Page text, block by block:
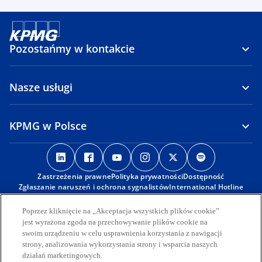
Pozostańmy w kontakcie
Nasze usługi
KPMG w Polsce
o
p
e
n
s
i
n
a
o
p
e
n
s
i
n
a
o
p
e
n
i
n
a
o
p
e
n
s
i
n
a
o
p
e
n
i
n
a
p
e
n
s
n
a
Zastrzeżenia prawnePolityka prywatnościDostępność
Zgłaszanie naruszeń i ochrona sygnalistówInternational Hotline
© 2026 KPMG Sp. z o.o., polska spółka z ograniczoną
odpowiedzialnością i członek globalnej organizacji KPMG składającej
się z niezależnych spółek członkowskich stowarzyszonych z KPMG
International Limited, prywatną spółką angielską z
odpowiedzialnością ograniczoną do wysokości gwarancji. Wszelkie
Poprzez kliknięcie na „Akceptacja wszystkich plików cookie”
jest wyrażona zgoda na przechowywanie plików cookie na
swoim urządzeniu w celu usprawnienia korzystania z nawigacji
strony, analizowania wykorzystania strony i wsparcia naszych
działań marketingowych.